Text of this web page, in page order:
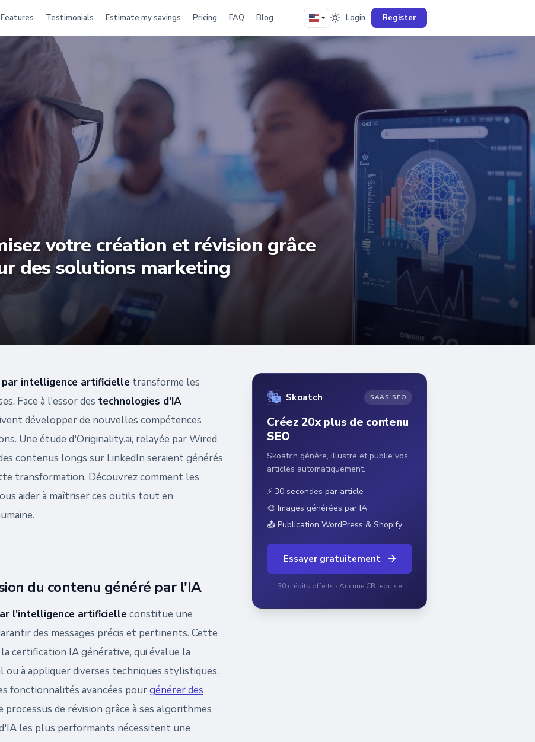
Features Testimonials Estimate my savings Pricing FAQ Blog Login Register
votre création et révision grâce
des solutions marketing
par intelligence artificielle transforme les
Face à l'essor des technologies d'IA
développer de nouvelles compétences
Une étude d'Originality.ai, relayée par Wired
contenus longs sur LinkedIn seraient générés
transformation. Découvrez comment les
aider à maîtriser ces outils tout en
du contenu généré par l'IA
l'intelligence artificielleconstitue une
des messages précis et pertinents. Cette
certification IA générative, qui évalue la
à appliquer diverses techniques stylistiques.
fonctionnalités avancées pourgénérer des
processus de révision grâce à ses algorithmes
les plus performants nécessitent une
Skoatch SAAS SEO
Créez 20x plus de contenu
SEO
Skoatch génère, illustre et publie vos
articles automatiquement.
⚡ 30 secondes par article
🎨 Images générées par IA
📤 Publication WordPress & Shopify
Essayer gratuitement
30 crédits offerts · Aucune CB requise